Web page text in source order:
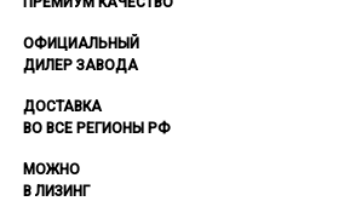
ОФИЦИАЛЬНЫЙ
ДИЛЕР ЗАВОДА
ДОСТАВКА
ВО ВСЕ РЕГИОНЫ РФ
МОЖНО
В ЛИЗИНГ